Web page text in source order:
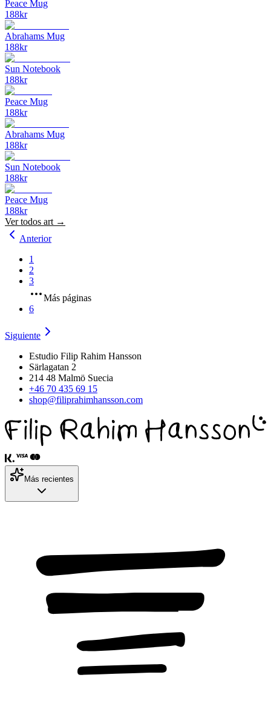
Peace Mug
188kr
Abrahams Mug
188kr
Sun Notebook
188kr
Peace Mug
188kr
Abrahams Mug
188kr
Sun Notebook
188kr
Peace Mug
188kr
Ver todos art →
Anterior
1
2
3
Más páginas
6
Siguiente
Estudio Filip Rahim Hansson
Särlagatan 2
214 48 Malmö Suecia
+46 70 435 69 15
shop@filiprahimhansson.com
Más recientes